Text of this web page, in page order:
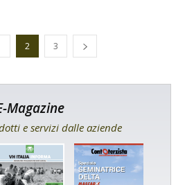
2 3
Magazine
e servizi dalle aziende